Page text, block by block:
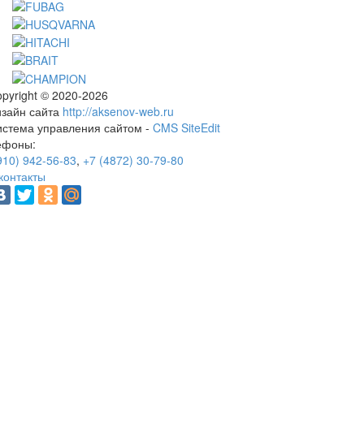
© 2020-2026
сайта http://aksenov-web.ru
управления сайтом - CMS SiteEdit
942-56-83, +7 (4872) 30-79-80